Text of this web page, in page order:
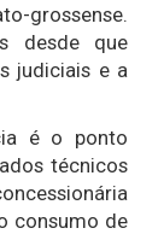
desde que
judiciais e a
é o ponto
técnicos
consumo de